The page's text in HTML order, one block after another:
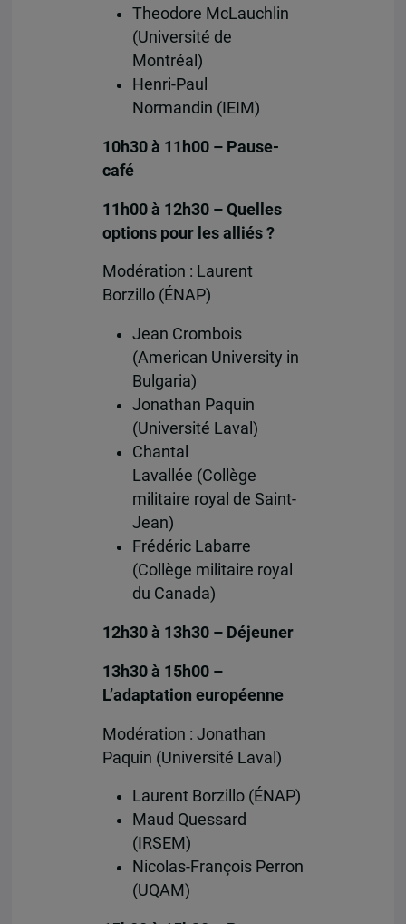
Theodore McLauchlin
(Université de
Montréal)
Henri-Paul
Normandin (IEIM)
10h30 à 11h00 – Pause-
café
11h00 à 12h30 – Quelles
options pour les alliés ?
Modération : Laurent
Borzillo (ÉNAP)
Jean Crombois
(American University in
Bulgaria)
Jonathan Paquin
(Université Laval)
Chantal
Lavallée (Collège
militaire royal de Saint-
Jean)
Frédéric Labarre
(Collège militaire royal
du Canada)
12h30 à 13h30 – Déjeuner
13h30 à 15h00 –
L’adaptation européenne
Modération : Jonathan
Paquin (Université Laval)
Laurent Borzillo (ÉNAP)
Maud Quessard
(IRSEM)
Nicolas-François Perron
(UQAM)